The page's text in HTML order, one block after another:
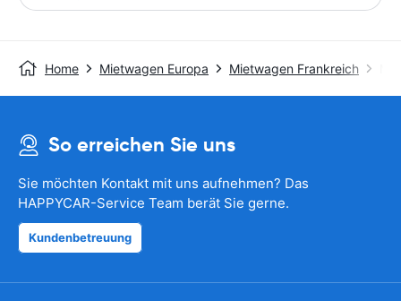
Home Mietwagen Europa Mietwagen Frankreich
So erreichen Sie uns
Sie möchten Kontakt mit uns aufnehmen? Das
HAPPYCAR-Service Team berät Sie gerne.
Kundenbetreuung